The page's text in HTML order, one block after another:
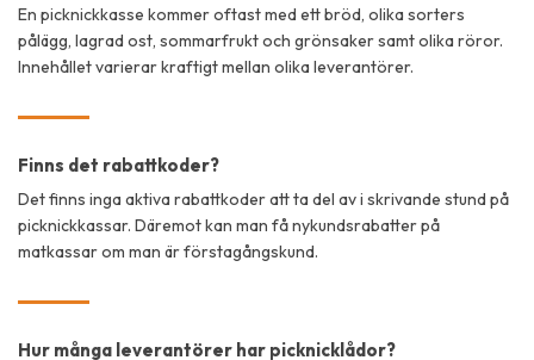
En picknickkasse kommer oftast med ett bröd, olika sorters
pålägg, lagrad ost, sommarfrukt och grönsaker samt olika röror.
Innehållet varierar kraftigt mellan olika leverantörer.
Finns det rabattkoder?
Det finns inga aktiva rabattkoder att ta del av i skrivande stund på
picknickkassar. Däremot kan man få nykundsrabatter på
matkassar om man är förstagångskund.
Hur många leverantörer har picknicklådor?